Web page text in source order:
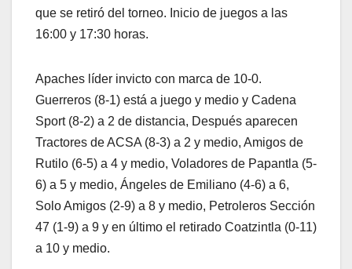
que se retiró del torneo. Inicio de juegos a las
16:00 y 17:30 horas.
Apaches líder invicto con marca de 10-0.
Guerreros (8-1) está a juego y medio y Cadena
Sport (8-2) a 2 de distancia, Después aparecen
Tractores de ACSA (8-3) a 2 y medio, Amigos de
Rutilo (6-5) a 4 y medio, Voladores de Papantla (5-
6) a 5 y medio, Ángeles de Emiliano (4-6) a 6,
Solo Amigos (2-9) a 8 y medio, Petroleros Sección
47 (1-9) a 9 y en último el retirado Coatzintla (0-11)
a 10 y medio.